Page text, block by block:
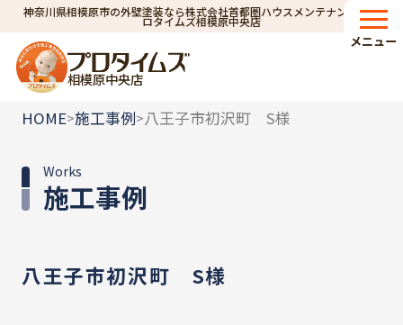
神奈川県相模原市の外壁塗装なら株式会社首都圏ハウスメンテナンス｜プ
ロタイムズ相模原中央店
相模原中央店
メニュー
HOME>施工事例>八王子市初沢町 S様
施工事例
Works
八王子市初沢町 S様